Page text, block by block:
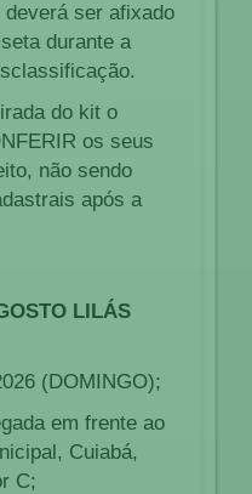
ser afixado
durante a
do kit o
os seus
não sendo
após a
LILÁS
(DOMINGO);
em frente ao
Cuiabá,
C;